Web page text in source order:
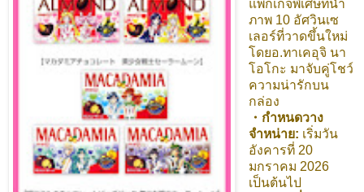
แพ็กเกจพิเศษที่นำ
ภาพ 10 อัศวินเซ
เลอร์ที่วาดขึ้นใหม่
โดยอ.ทาเคอุจิ นา
โอโกะ มาจับคู่โชว์
ความน่ารักบน
กล่อง
・กำหนดวาง
จำหน่าย: เริ่มวัน
อังคารที่ 20
มกราคม 2026
เป็นต้นไป